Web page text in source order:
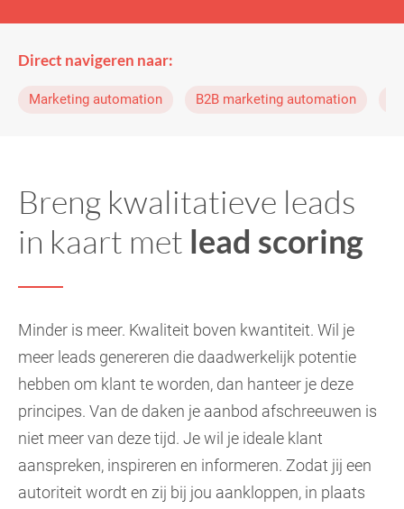
Direct navigeren naar:
Marketing automation B2B marketing automation
Breng kwalitatieve leads
in kaart met lead scoring
Minder is meer. Kwaliteit boven kwantiteit. Wil je
meer leads genereren die daadwerkelijk potentie
hebben om klant te worden, dan hanteer je deze
principes. Van de daken je aanbod afschreeuwen is
niet meer van deze tijd. Je wil je ideale klant
aanspreken, inspireren en informeren. Zodat jij een
autoriteit wordt en zij bij jou aankloppen, in plaats